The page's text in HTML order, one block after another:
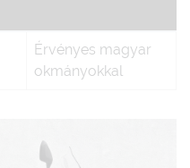
Érvényes magyar
okmányokkal